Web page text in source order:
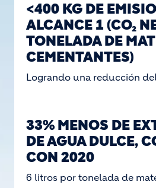
<400 KG DE
ALCANCE 1 (CO₂
TONELADA DE
CEMENTANTES)
Logrando una reducción
33% MENOS DE
DE AGUA DULCE,
CON 2020
6 litros por tonelada de